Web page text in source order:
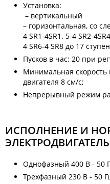
Установка:
– вертикальный
– горизонтальная, со
4 SR1-4SR1. 5-4 SR2-
4 SR6-4 SR8 до 17
Пусков в час: 20 при
Минимальная скорость
двигателя 8 см/с;
Непрерывный режим
ИСПОЛНЕНИЕ И
ЭЛЕКТРОДВИГАТЕЛЬ
Однофазный 400 В - 50
Трехфазный 230 В - 50